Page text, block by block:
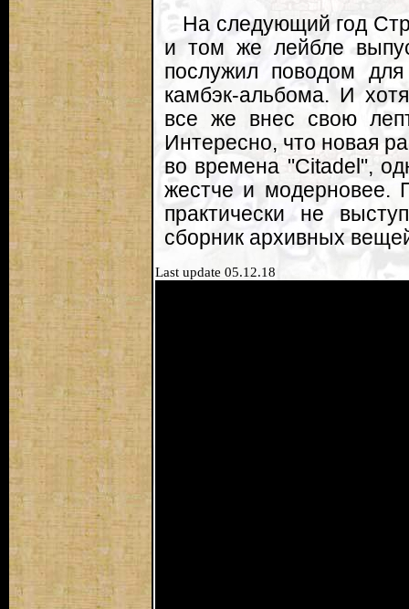
На следующий год
и том же лейбле
послужил поводом
камбэк-альбома. И
все же внес свою
Интересно, что новая
во времена "Citadel",
жестче и модерновее.
практически не
сборник архивных
Last update 05.12.18